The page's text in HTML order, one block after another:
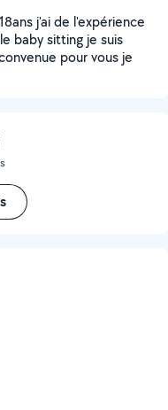
j'ai de l'expérience
baby sitting je suis
pour vous je